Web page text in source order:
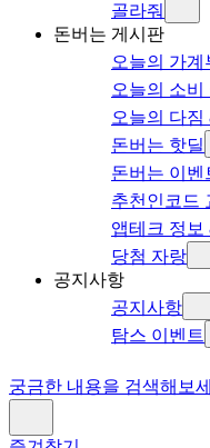
골라줘
돈버는 게시판
오늘의 가계
오늘의 소비
오늘의 다짐
돈버는 핫딜
돈버는 이벤
추천인코드
앱테크 정보
당첨 자랑
공지사항
공지사항
탐스 이벤트
궁금한 내용을 검색해보